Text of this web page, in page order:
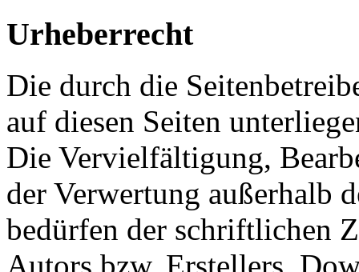
Urheberrecht
Die durch die
auf diesen Seiten
Die Vervielfältigung,
der Verwertung außerhalb
bedürfen der schriftlichen